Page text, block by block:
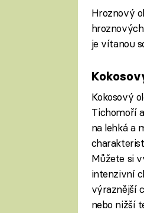
Hroznový
je vítanou
Kokosový
Tichomoří
na lehká a
Můžete si
intenzivní
výraznější
nebo nižší